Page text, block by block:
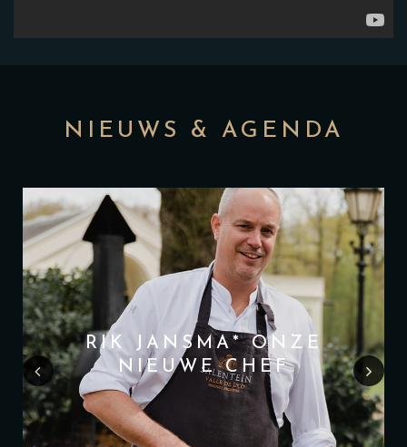
NIEUWS & AGENDA
Pre
vio
RIK JANSMA* ONZE
NIEUWE CHEF
Nex
t